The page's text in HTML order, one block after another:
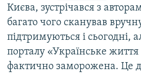
Києва, зустрічався з
багато чого сканував
підтримуються і сьогодні,
порталу «Українське життя
фактично заморожена. Це